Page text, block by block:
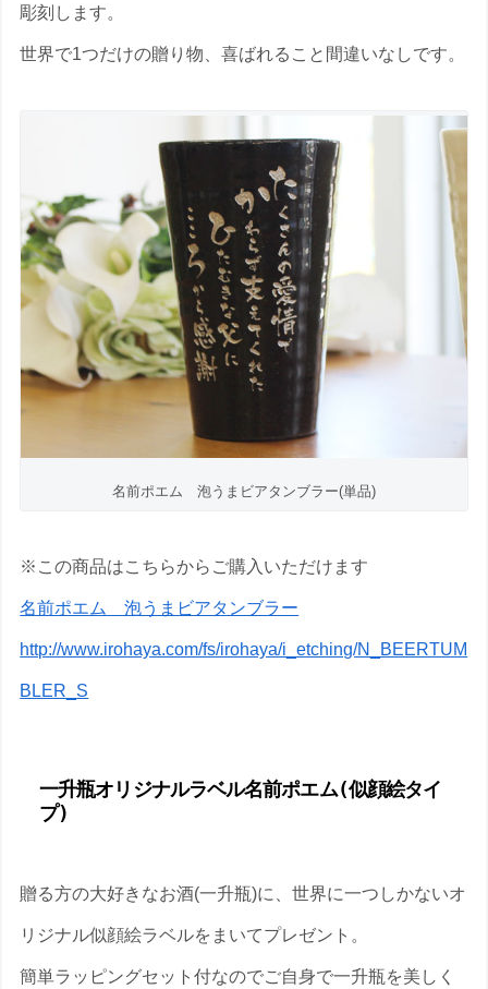
彫刻します。
世界で1つだけの贈り物、喜ばれること間違いなしです。
名前ポエム 泡うまビアタンブラー(単品)
※この商品はこちらからご購入いただけます
名前ポエム 泡うまビアタンブラー
http://www.irohaya.com/fs/irohaya/i_etching/N_BEERTUM
BLER_S
一升瓶オリジナルラベル名前ポエム(似顔絵タイ
プ)
贈る方の大好きなお酒(一升瓶)に、世界に一つしかないオ
リジナル似顔絵ラベルをまいてプレゼント。
簡単ラッピングセット付なのでご自身で一升瓶を美しく